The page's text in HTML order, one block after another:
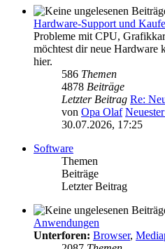
Hardware-Support und
Probleme mit CPU,
möchtest dir neue Hardware
hier.
586 Themen
4878 Beiträge
Letzter Beitrag Re:
von Opa Olaf
30.07.2026, 17:25
Software
Themen
Beiträge
Letzter Beitrag
Anwendungen
Unterforen: Browser,